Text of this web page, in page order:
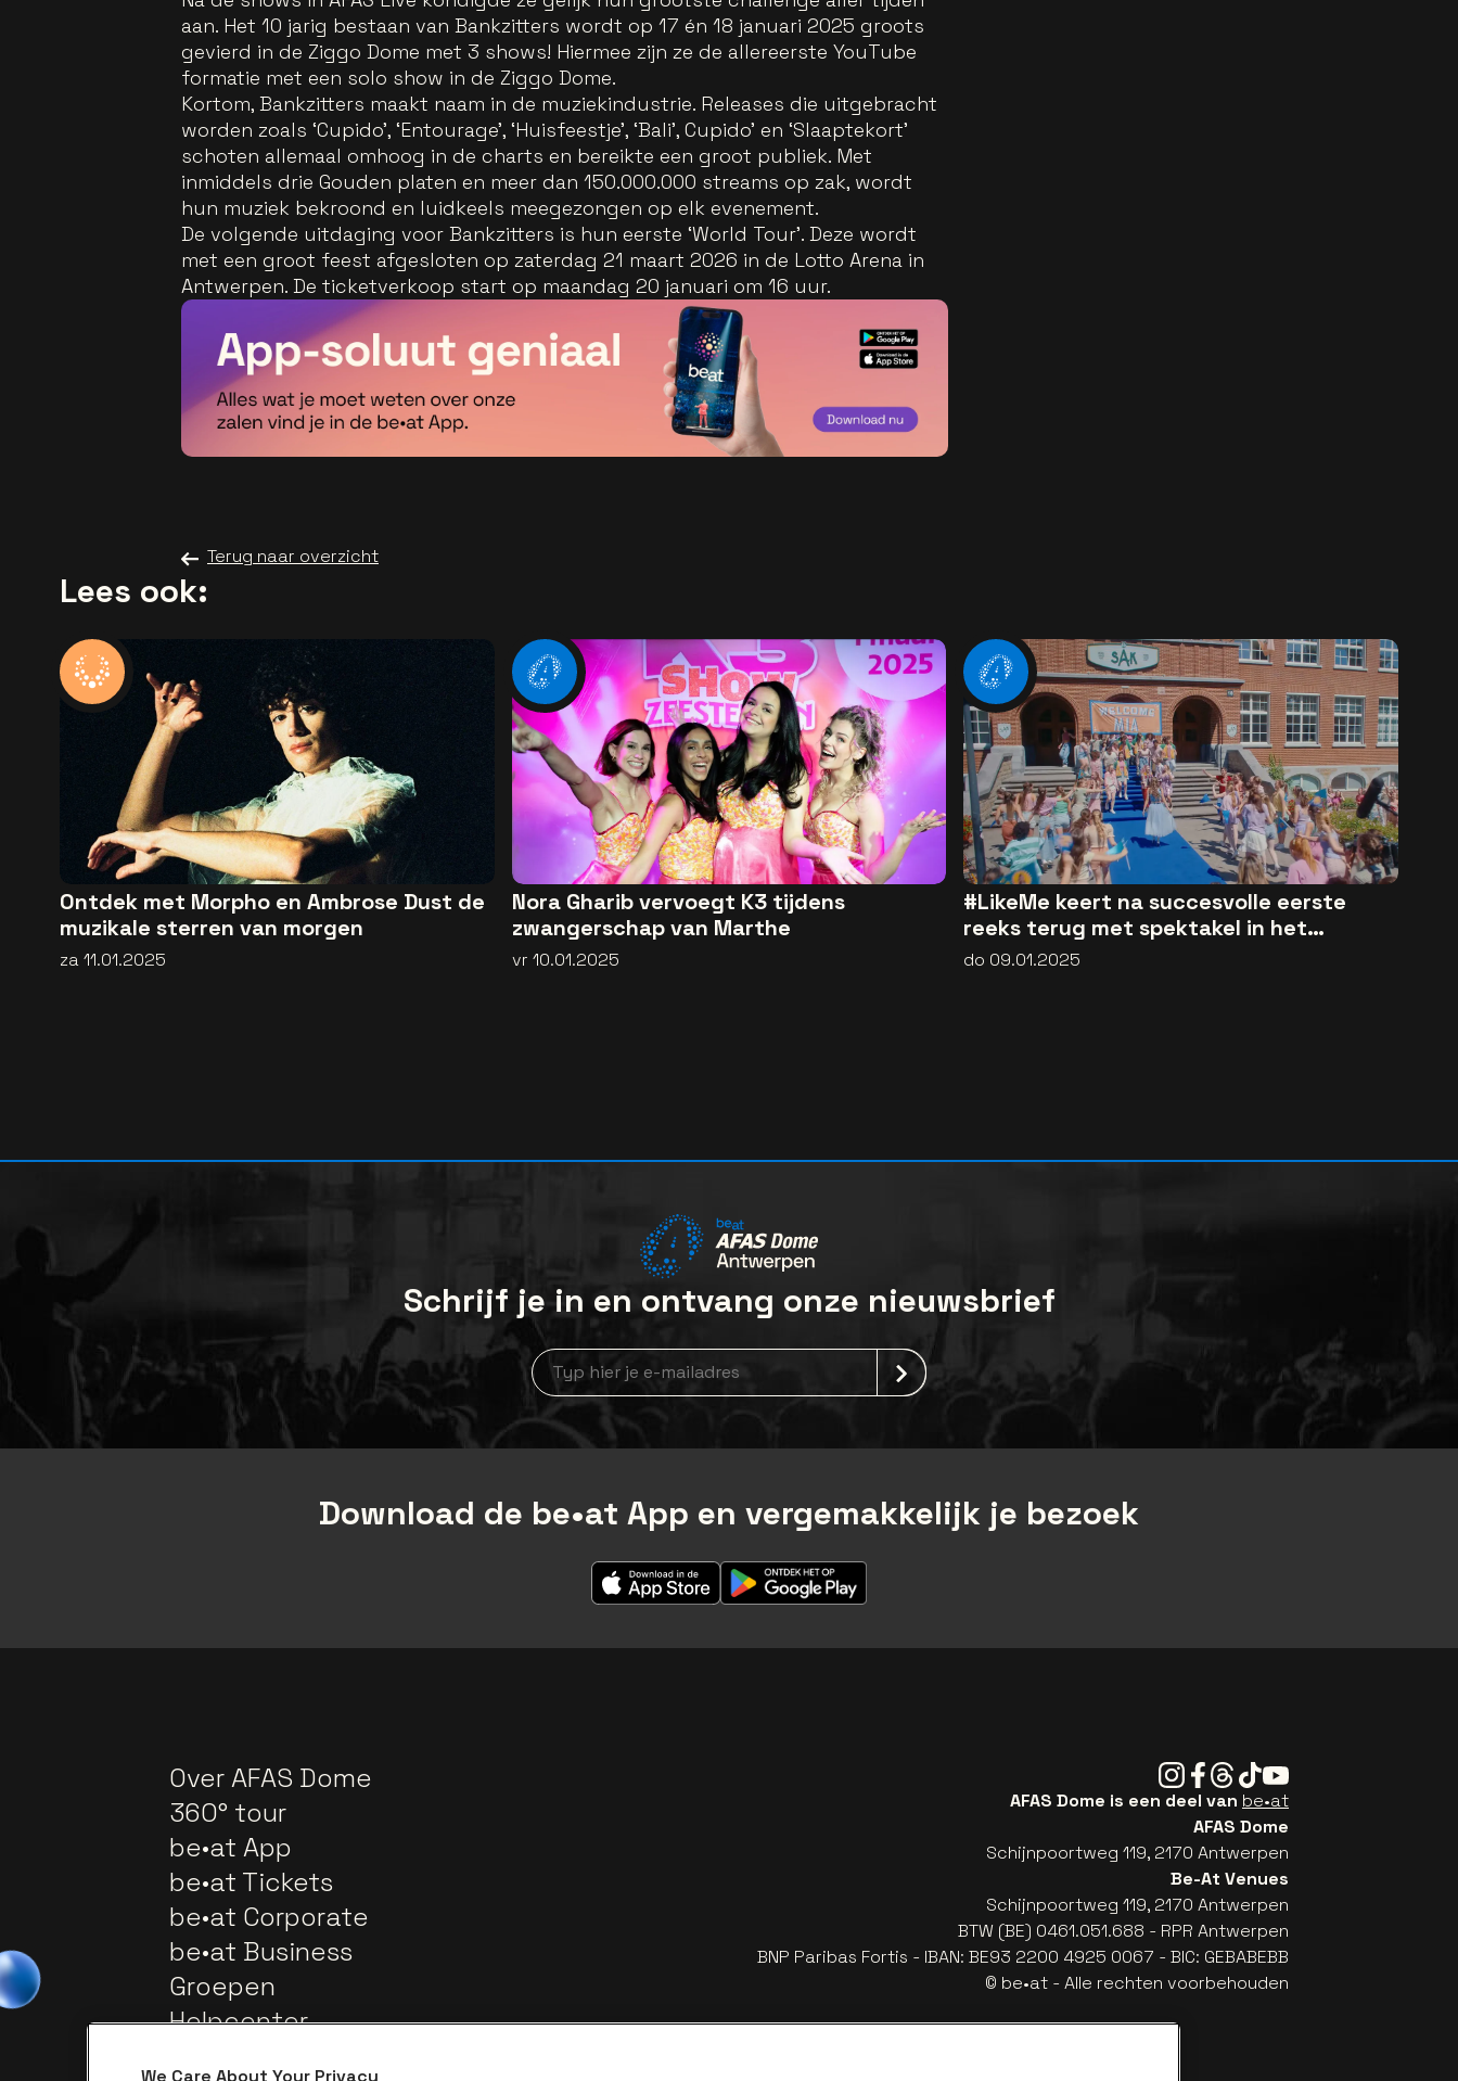
aan. Het 10 jarig bestaan van Bankzitters wordt op 17 én 18 januari 2025 groots
gevierd in de Ziggo Dome met 3 shows! Hiermee zijn ze de allereerste YouTube
formatie met een solo show in de Ziggo Dome.
Kortom, Bankzitters maakt naam in de muziekindustrie. Releases die uitgebracht
worden zoals ‘Cupido’, ‘Entourage’, ‘Huisfeestje’, ‘Bali’, Cupido’ en ‘Slaaptekort’
schoten allemaal omhoog in de charts en bereikte een groot publiek. Met
inmiddels drie Gouden platen en meer dan 150.000.000 streams op zak, wordt
hun muziek bekroond en luidkeels meegezongen op elk evenement.
De volgende uitdaging voor Bankzitters is hun eerste ‘World Tour’. Deze wordt
met een groot feest afgesloten op zaterdag 21 maart 2026 in de Lotto Arena in
Antwerpen. De ticketverkoop start op maandag 20 januari om 16 uur.
Terug naar overzicht
Lees ook:
Ontdek met Morpho en Ambrose Dust de
muzikale sterren van morgen
za 11.01.2025
Nora Gharib vervoegt K3 tijdens
zwangerschap van Marthe
vr 10.01.2025
#LikeMe keert na succesvolle eerste
reeks terug met spektakel in het
Sportpaleis
do 09.01.2025
Schrijf je in en ontvang onze nieuwsbrief
Nieuwsbrief aanmelding
Download de be•at App en vergemakkelijk je bezoek
Over AFAS Dome
360° tour
be•at App
be•at Tickets
be•at Corporate
be•at Business
Groepen
Helpcenter
Instagram
Facebook
Threads
TiktokYoutube
AFAS Dome is een deel van be•at
AFAS Dome
Schijnpoortweg 119, 2170 Antwerpen
Be-At Venues
Schijnpoortweg 119, 2170 Antwerpen
BTW (BE) 0461.051.688 - RPR Antwerpen
BNP Paribas Fortis - IBAN: BE93 2200 4925 0067 - BIC: GEBABEBB
© be•at - Alle rechten voorbehouden
We Care About Your Privacy